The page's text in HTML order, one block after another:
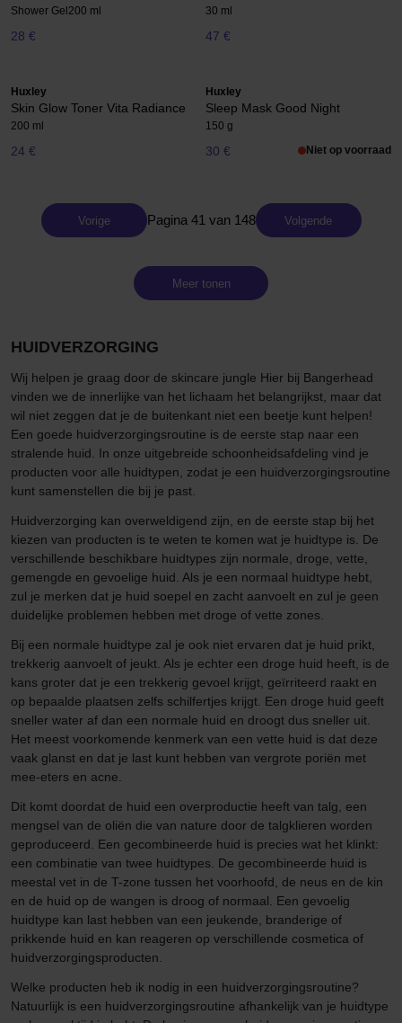
Shower Gel 200 ml
28 €
30 ml
47 €
Huxley
Skin Glow Toner Vita Radiance
200 ml
24 €
Huxley
Sleep Mask Good Night
150 g
30 € Niet op voorraad
Vorige Pagina 41 van 148 Volgende
Meer tonen
HUIDVERZORGING
Wij helpen je graag door de skincare jungle Hier bij Bangerhead
vinden we de innerlijke van het lichaam het belangrijkst, maar dat
wil niet zeggen dat je de buitenkant niet een beetje kunt helpen!
Een goede huidverzorgingsroutine is de eerste stap naar een
stralende huid. In onze uitgebreide schoonheidsafdeling vind je
producten voor alle huidtypen, zodat je een huidverzorgingsroutine
kunt samenstellen die bij je past.
Huidverzorging kan overweldigend zijn, en de eerste stap bij het
kiezen van producten is te weten te komen wat je huidtype is. De
verschillende beschikbare huidtypes zijn normale, droge, vette,
gemengde en gevoelige huid. Als je een normaal huidtype hebt,
zul je merken dat je huid soepel en zacht aanvoelt en zul je geen
duidelijke problemen hebben met droge of vette zones.
Bij een normale huidtype zal je ook niet ervaren dat je huid prikt,
trekkerig aanvoelt of jeukt. Als je echter een droge huid heeft, is de
kans groter dat je een trekkerig gevoel krijgt, geïrriteerd raakt en
op bepaalde plaatsen zelfs schilfertjes krijgt. Een droge huid geeft
sneller water af dan een normale huid en droogt dus sneller uit.
Het meest voorkomende kenmerk van een vette huid is dat deze
vaak glanst en dat je last kunt hebben van vergrote poriën met
mee-eters en acne.
Dit komt doordat de huid een overproductie heeft van talg, een
mengsel van de oliën die van nature door de talgklieren worden
geproduceerd. Een gecombineerde huid is precies wat het klinkt:
een combinatie van twee huidtypes. De gecombineerde huid is
meestal vet in de T-zone tussen het voorhoofd, de neus en de kin
en de huid op de wangen is droog of normaal. Een gevoelig
huidtype kan last hebben van een jeukende, branderige of
prikkende huid en kan reageren op verschillende cosmetica of
huidverzorgingsproducten.
Welke producten heb ik nodig in een huidverzorgingsroutine?
Natuurlijk is een huidverzorgingsroutine afhankelijk van je huidtype